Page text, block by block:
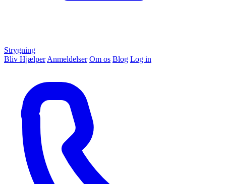
Strygning
Bliv Hjælper Anmeldelser Om os Blog Log in